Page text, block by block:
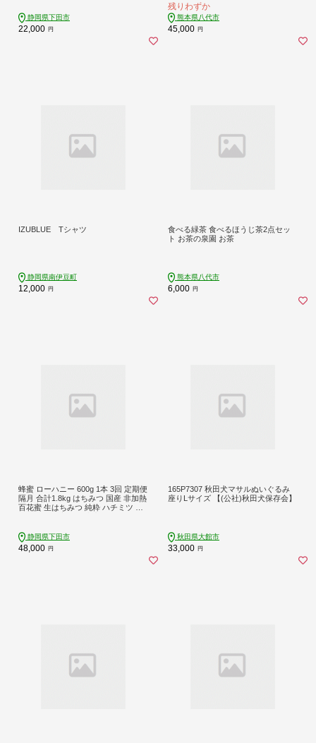
静岡県下田市
22,000 円
残りわずか
熊本県八代市
45,000 円
IZUBLUE Tシャツ
静岡県南伊豆町
12,000 円
食べる緑茶 食べるほうじ茶2点セッ
ト お茶の泉園 お茶
熊本県八代市
6,000 円
蜂蜜 ローハニー 600g 1本 3回 定期便
隔月 合計1.8kg はちみつ 国産 非加熱
百花蜜 生はちみつ 純粋 ハチミツ ハ
12-00007-T
静岡県下田市
48,000 円
165P7307 秋田犬マサルぬいぐるみ
座りLサイズ 【(公社)秋田犬保存会】
秋田県大館市
33,000 円